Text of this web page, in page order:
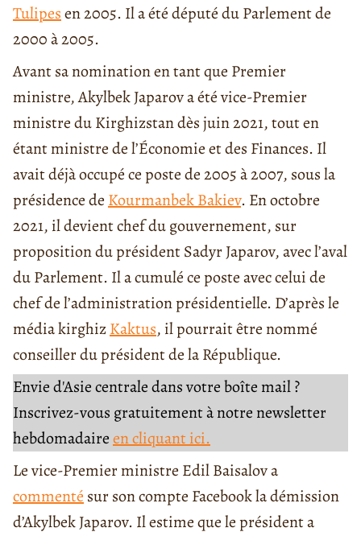
Tulipesen 2005. Il a été député du Parlement de
2000 à 2005.
Avant sa nomination en tant que Premier
ministre, Akylbek Japarov a été vice-Premier
ministre du Kirghizstan dès juin 2021, tout en
étant ministre de l’Économie et des Finances. Il
avait déjà occupé ce poste de 2005 à 2007, sous la
présidence de Kourmanbek Bakiev. En octobre
2021, il devient chef du gouvernement, sur
proposition du président Sadyr Japarov, avec l’aval
du Parlement. Il a cumulé ce poste avec celui de
chef de l’administration présidentielle. D’après le
média kirghizKaktus, il pourrait être nommé
conseiller du président de la République.
Envie d'Asie centrale dans votre boîte mail ?
Inscrivez-vous gratuitement à notre newsletter
hebdomadaireen cliquant ici.
Le vice-Premier ministre Edil Baisalov a
commenté sur son compte Facebook la démission
d’Akylbek Japarov. Il estime que le président a